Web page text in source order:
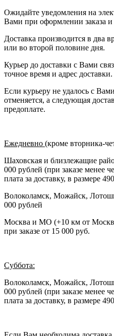
Ожидайте уведомления на
Вами при оформлении заказа и
Доставка производится в два
или во второй половине дня.
Курьер до доставки с Вами
точное время и адрес доставки.
Если курьеру не удалось с Вами
отменяется, а следующая
предоплате.
Ежедневно (кроме вторника-
Шаховская и близлежащие
000 рублей (при заказе менее
плата за доставку, в размере
Волоколамск, Можайск,
000 рублей
Москва и МО (+10 км от
при заказе от 15 000 руб.
Суббота:
Волоколамск, Можайск,
000 рублей (при заказе менее
плата за доставку, в размере